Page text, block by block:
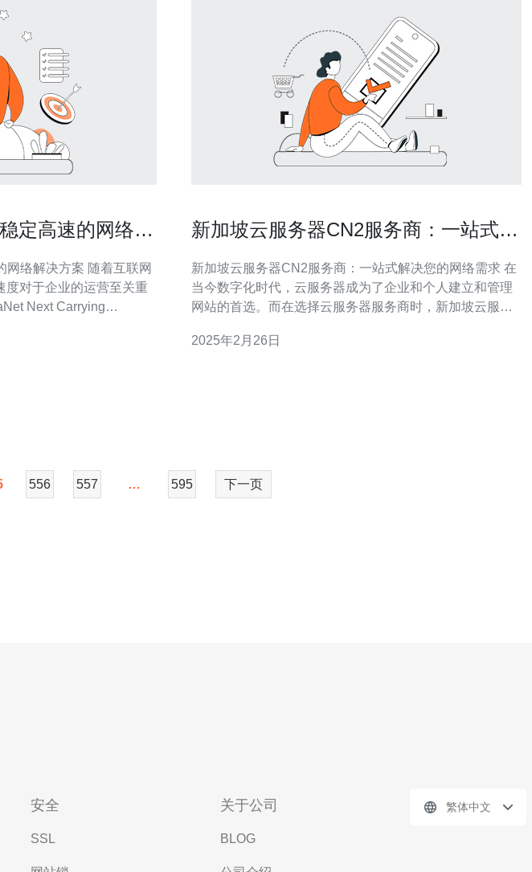
定高速的网络解
方案 随着互联网
度对于企业的运营至关重
Next Carrying
力企业在全球范围内实
新加坡云服务器CN2服务商：一站式解
新加坡云服务器CN2服务商：一站式解决您的网络需求 在
当今数字化时代，云服务器成为了企业和个人建立和管理
网站的首选。而在选择云服务器服务商时，新加坡云服务
地区的科技中心，拥有先进的网络基础设施和稳定的互联
2025年2月26日
556 557 … 595 下一页
安全
SSL
关于公司
BLOG
繁体中文